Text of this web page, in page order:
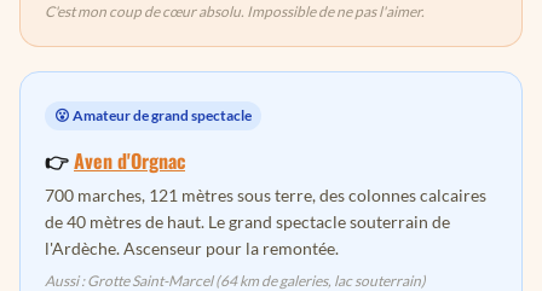
C'est mon coup de cœur absolu. Impossible de ne pas l'aimer.
😮 Amateur de grand spectacle
👉Aven d'Orgnac
700 marches, 121 mètres sous terre, des colonnes calcaires
de 40 mètres de haut. Le grand spectacle souterrain de
l'Ardèche. Ascenseur pour la remontée.
Aussi : Grotte Saint-Marcel (64 km de galeries, lac souterrain)